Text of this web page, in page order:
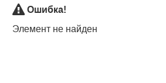
Ошибка!
Элемент не найден